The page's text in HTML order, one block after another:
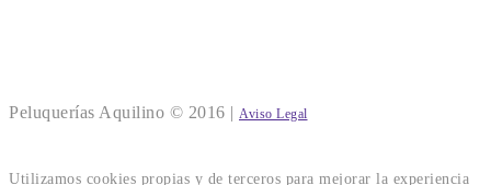
Peluquerías Aquilino © 2016 | Aviso Legal
Utilizamos cookies propias y de terceros para mejorar la experiencia